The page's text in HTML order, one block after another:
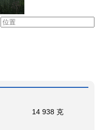
14 938 克